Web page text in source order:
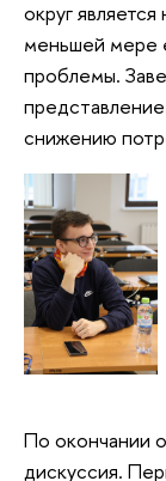
округ
меньшей мере
проблемы.
снижению
По окончании
дискуссия.